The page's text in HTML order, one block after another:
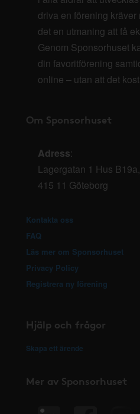
driva en förening kräver
det en utmaning att få
Genom Sponsorhuset
din favoritförening
online – utan att det
Om Sponsorhuset
Adress:
Lagergatan 1 Hus
415 11 Göteborg
Kontakta oss
FAQ
Läs mer om Sponsorhuset
Privacy Policy
Registrera ny förening
Hjälp och frågor
Skapa ett ärende
Mer av Sponsorhuset